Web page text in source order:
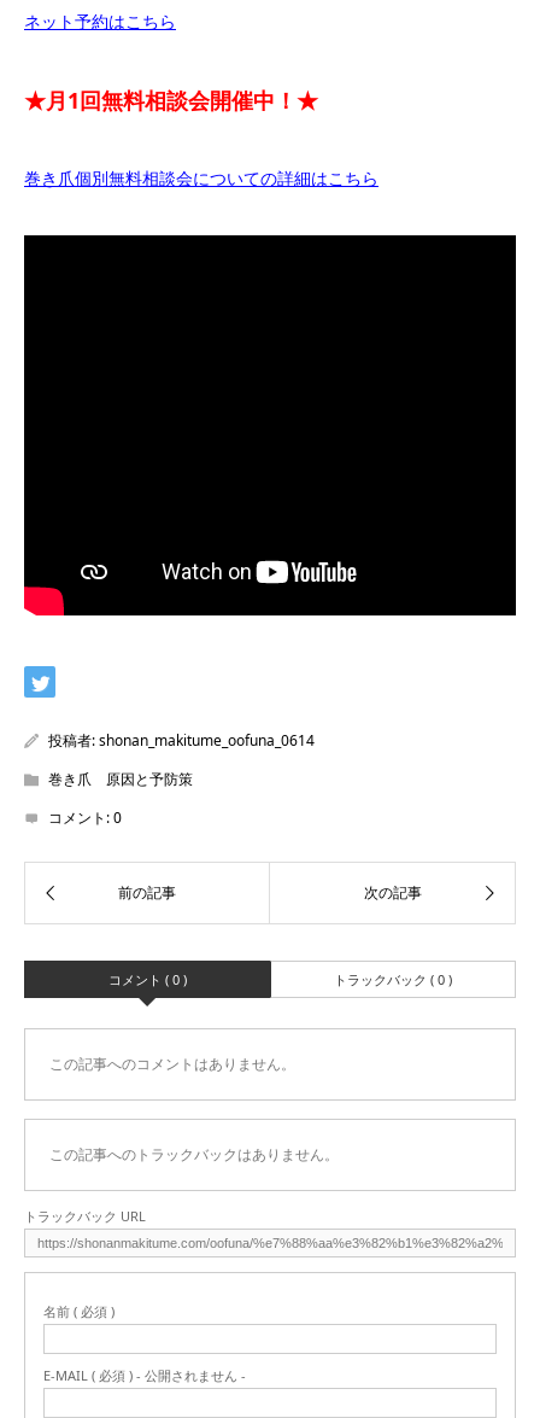
ネット予約はこちら
★月1回無料相談会開催中！★
巻き爪個別無料相談会についての詳細はこちら
投稿者:shonan_makitume_oofuna_0614
巻き爪 原因と予防策
コメント:0
コメント ( 0 ) トラックバック ( 0 )
この記事へのコメントはありません。
この記事へのトラックバックはありません。
トラックバック URL
名前 ( 必須 )
E-MAIL ( 必須 ) - 公開されません -